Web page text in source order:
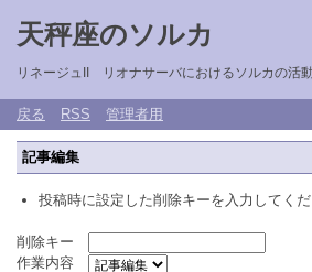
天秤座のソルカ
リネージュII リオナサーバにおけるソルカの活
戻る RSS 管理者用
記事編集
投稿時に設定した削除キーを入力してくだ
削除キー
作業内容